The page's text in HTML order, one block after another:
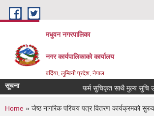
Skip to main content
मधुवन नगरपालिका
नगर कार्यपालिकाको कार्यालय
बर्दिया, लुम्बिनी प्रदेश, नेपाल
सूचना फर्म सुचिकृत साथै मुल्य सुचि
You are here
Home » जेष्ठ नागरिक परिचय पत्र वितरण कार्यक्रमको